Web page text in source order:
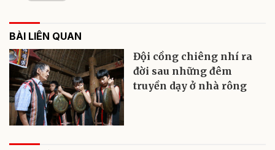
BÀI LIÊN QUAN
Đội cồng chiêng nhí ra
đời sau những đêm
truyền dạy ở nhà rông